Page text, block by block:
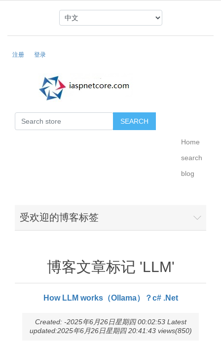
注册 登录
Home
search
blog
受欢迎的博客标签
博客文章标记 'LLM'
How LLM works（Ollama）？c# .Net
Created: -2025年6月26日星期四 00:02:53 Latest
updated:2025年6月26日星期四 20:41:43 views(850)